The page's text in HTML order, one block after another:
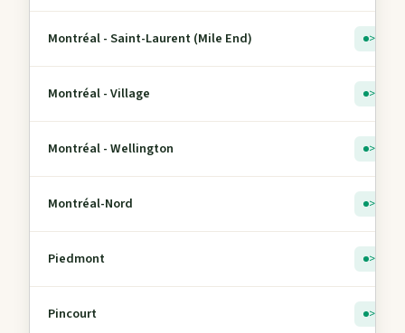
Montréal - Saint-Laurent (Mile End) > 5
Montréal - Village > 5
Montréal - Wellington > 5
Montréal-Nord > 5
Piedmont > 5
Pincourt > 5